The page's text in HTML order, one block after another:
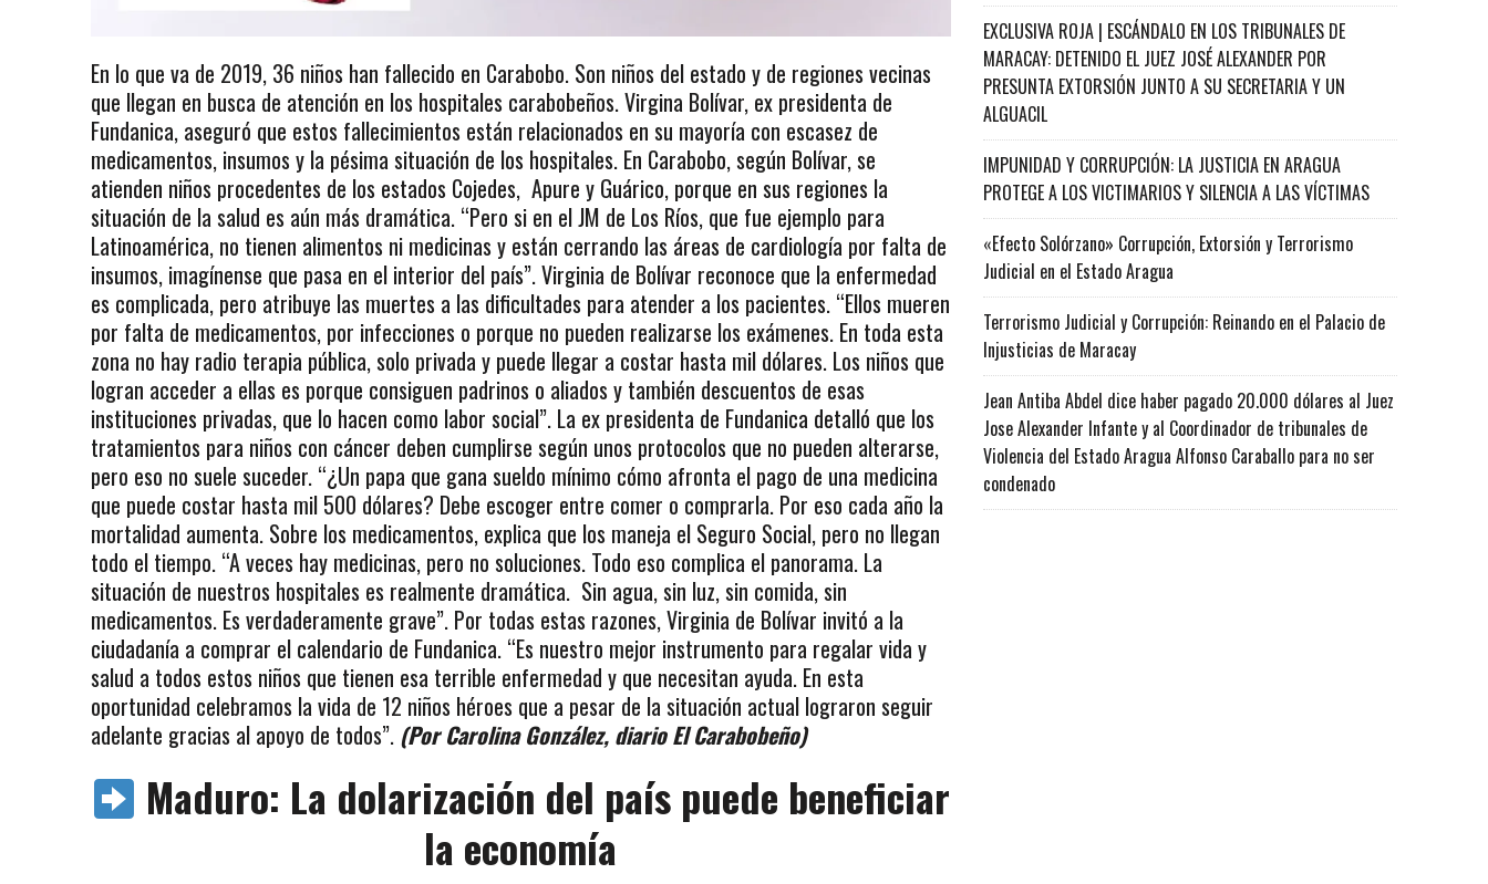
En lo que va de 2019, 36 niños han fallecido en Carabobo. Son niños del estado y de regiones vecinas
que llegan en busca de atención en los hospitales carabobeños. Virgina Bolívar, ex presidenta de
Fundanica, aseguró que estos fallecimientos están relacionados en su mayoría con escasez de
medicamentos, insumos y la pésima situación de los hospitales. En Carabobo, según Bolívar, se
atienden niños procedentes de los estados Cojedes, Apure y Guárico, porque en sus regiones la
situación de la salud es aún más dramática. “Pero si en el JM de Los Ríos, que fue ejemplo para
Latinoamérica, no tienen alimentos ni medicinas y están cerrando las áreas de cardiología por falta de
insumos, imagínense que pasa en el interior del país”. Virginia de Bolívar reconoce que la enfermedad
es complicada, pero atribuye las muertes a las dificultades para atender a los pacientes. “Ellos mueren
por falta de medicamentos, por infecciones o porque no pueden realizarse los exámenes. En toda esta
zona no hay radio terapia pública, solo privada y puede llegar a costar hasta mil dólares. Los niños que
logran acceder a ellas es porque consiguen padrinos o aliados y también descuentos de esas
instituciones privadas, que lo hacen como labor social”. La ex presidenta de Fundanica detalló que los
tratamientos para niños con cáncer deben cumplirse según unos protocolos que no pueden alterarse,
pero eso no suele suceder. “¿Un papa que gana sueldo mínimo cómo afronta el pago de una medicina
que puede costar hasta mil 500 dólares? Debe escoger entre comer o comprarla. Por eso cada año la
mortalidad aumenta. Sobre los medicamentos, explica que los maneja el Seguro Social, pero no llegan
todo el tiempo. “A veces hay medicinas, pero no soluciones. Todo eso complica el panorama. La
situación de nuestros hospitales es realmente dramática. Sin agua, sin luz, sin comida, sin
medicamentos. Es verdaderamente grave”. Por todas estas razones, Virginia de Bolívar invitó a la
ciudadanía a comprar el calendario de Fundanica. “Es nuestro mejor instrumento para regalar vida y
salud a todos estos niños que tienen esa terrible enfermedad y que necesitan ayuda. En esta
oportunidad celebramos la vida de 12 niños héroes que a pesar de la situación actual lograron seguir
adelante gracias al apoyo de todos”. (Por Carolina González, diario El Carabobeño)
Maduro: La dolarización del país puede beneficiar
la economía
EXCLUSIVA ROJA | ESCÁNDALO EN LOS TRIBUNALES DE
MARACAY: DETENIDO EL JUEZ JOSÉ ALEXANDER POR
PRESUNTA EXTORSIÓN JUNTO A SU SECRETARIA Y UN
ALGUACIL
IMPUNIDAD Y CORRUPCIÓN: LA JUSTICIA EN ARAGUA
PROTEGE A LOS VICTIMARIOS Y SILENCIA A LAS VÍCTIMAS
«Efecto Solórzano» Corrupción, Extorsión y Terrorismo
Judicial en el Estado Aragua
Terrorismo Judicial y Corrupción: Reinando en el Palacio de
Injusticias de Maracay
Jean Antiba Abdel dice haber pagado 20.000 dólares al Juez
Jose Alexander Infante y al Coordinador de tribunales de
Violencia del Estado Aragua Alfonso Caraballo para no ser
condenado